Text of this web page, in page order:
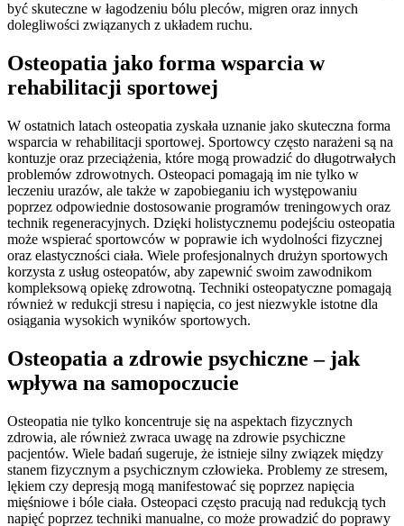
być skuteczne w łagodzeniu bólu pleców, migren oraz innych
dolegliwości związanych z układem ruchu.
Osteopatia jako forma wsparcia w
rehabilitacji sportowej
W ostatnich latach osteopatia zyskała uznanie jako skuteczna forma
wsparcia w rehabilitacji sportowej. Sportowcy często narażeni są na
kontuzje oraz przeciążenia, które mogą prowadzić do długotrwałych
problemów zdrowotnych. Osteopaci pomagają im nie tylko w
leczeniu urazów, ale także w zapobieganiu ich występowaniu
poprzez odpowiednie dostosowanie programów treningowych oraz
technik regeneracyjnych. Dzięki holistycznemu podejściu osteopatia
może wspierać sportowców w poprawie ich wydolności fizycznej
oraz elastyczności ciała. Wiele profesjonalnych drużyn sportowych
korzysta z usług osteopatów, aby zapewnić swoim zawodnikom
kompleksową opiekę zdrowotną. Techniki osteopatyczne pomagają
również w redukcji stresu i napięcia, co jest niezwykle istotne dla
osiągania wysokich wyników sportowych.
Osteopatia a zdrowie psychiczne – jak
wpływa na samopoczucie
Osteopatia nie tylko koncentruje się na aspektach fizycznych
zdrowia, ale również zwraca uwagę na zdrowie psychiczne
pacjentów. Wiele badań sugeruje, że istnieje silny związek między
stanem fizycznym a psychicznym człowieka. Problemy ze stresem,
lękiem czy depresją mogą manifestować się poprzez napięcia
mięśniowe i bóle ciała. Osteopaci często pracują nad redukcją tych
napięć poprzez techniki manualne, co może prowadzić do poprawy